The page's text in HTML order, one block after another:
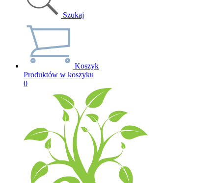
Szukaj
Koszyk
Produktów w koszyku
0